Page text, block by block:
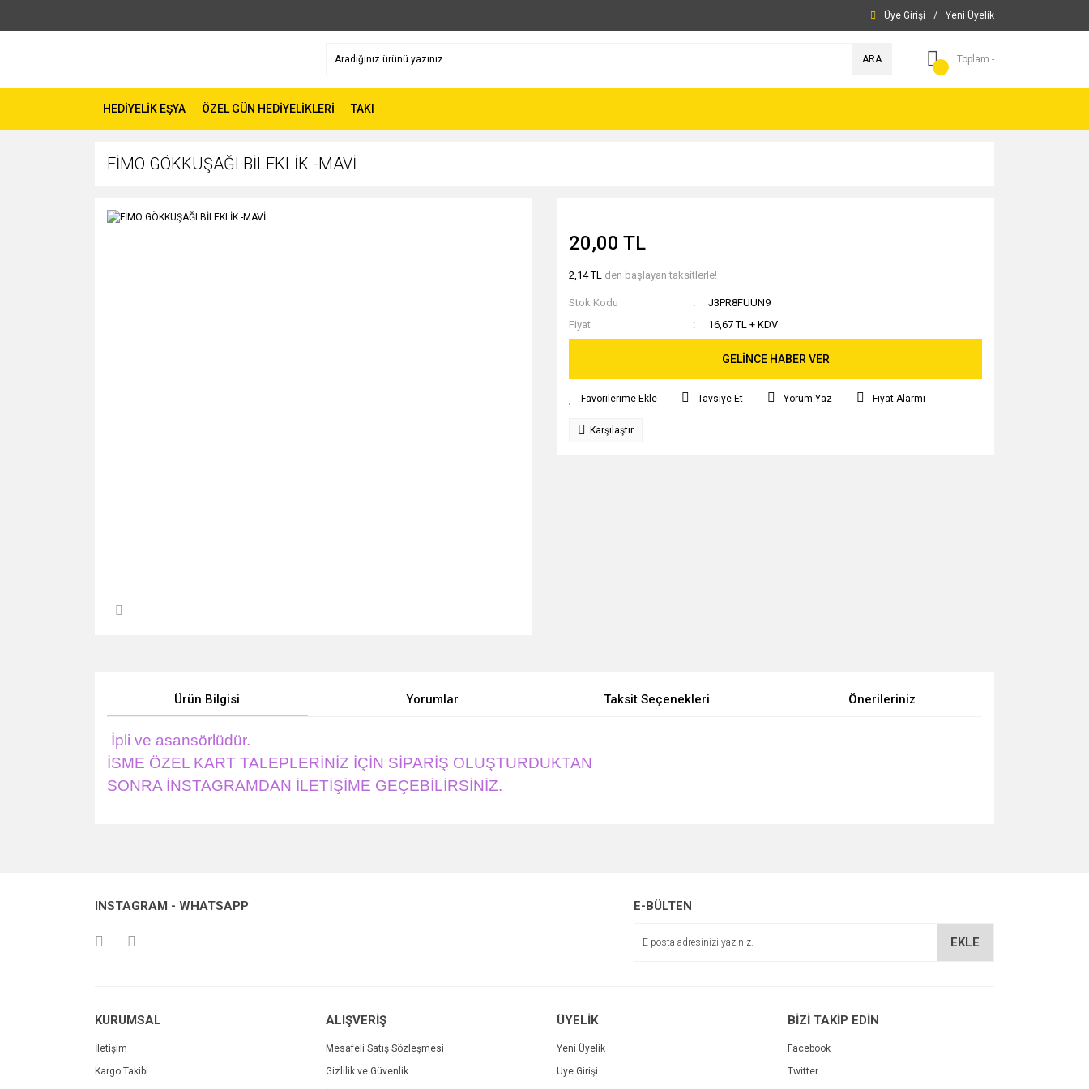
Üye Girişi / Yeni Üyelik
ARA Toplam -
HEDİYELİK EŞYA ÖZEL GÜN HEDİYELİKLERİ TAKI
FİMO GÖKKUŞAĞI BİLEKLİK -MAVİ
20,00 TL
2,14 TL den başlayan taksitlerle!
Stok Kodu
J3PR8FUUN9
Fiyat
16,67 TL + KDV
GELİNCE HABER VER
Tavsiye Et Yorum Yaz Fiyat Alarmı
Karşılaştır
Ürün Bilgisi Yorumlar Taksit Seçenekleri Önerileriniz
İpli ve asansörlüdür.
İSME ÖZEL KART TALEPLERİNİZ İÇİN SİPARİŞ OLUŞTURDUKTAN
SONRA İNSTAGRAMDAN İLETİŞİME GEÇEBİLİRSİNİZ.
Ürün açıklamasında eksik bilgiler bulunuyor.
INSTAGRAM - WHATSAPP E-BÜLTEN
EKLE
KURUMSAL
İletişim
Kargo Takibi
ALIŞVERİŞ
Mesafeli Satış Sözleşmesi
Gizlilik ve Güvenlik
ÜYELİK
Yeni Üyelik
Üye Girişi
BİZİ TAKİP EDİN
Facebook
Twitter